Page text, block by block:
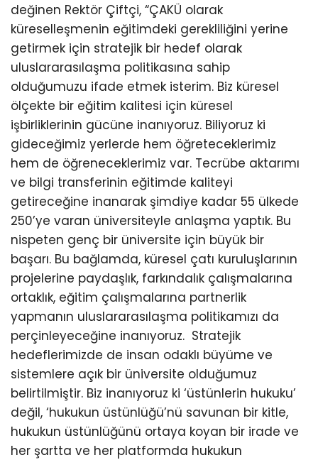
değinen Rektör Çiftçi, “ÇAKÜ olarak
küreselleşmenin eğitimdeki gerekliliğini yerine
getirmek için stratejik bir hedef olarak
uluslararasılaşma politikasına sahip
olduğumuzu ifade etmek isterim. Biz küresel
ölçekte bir eğitim kalitesi için küresel
işbirliklerinin gücüne inanıyoruz. Biliyoruz ki
gideceğimiz yerlerde hem öğreteceklerimiz
hem de öğreneceklerimiz var. Tecrübe aktarımı
ve bilgi transferinin eğitimde kaliteyi
getireceğine inanarak şimdiye kadar 55 ülkede
250’ye varan üniversiteyle anlaşma yaptık. Bu
nispeten genç bir üniversite için büyük bir
başarı. Bu bağlamda, küresel çatı kuruluşlarının
projelerine paydaşlık, farkındalık çalışmalarına
ortaklık, eğitim çalışmalarına partnerlik
yapmanın uluslararasılaşma politikamızı da
perçinleyeceğine inanıyoruz. Stratejik
hedeflerimizde de insan odaklı büyüme ve
sistemlere açık bir üniversite olduğumuz
belirtilmiştir. Biz inanıyoruz ki ‘üstünlerin hukuku’
değil, ‘hukukun üstünlüğü’nü savunan bir kitle,
hukukun üstünlüğünü ortaya koyan bir irade ve
her şartta ve her platformda hukukun